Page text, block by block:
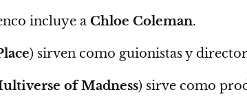
incluye a Chloe Coleman.
) sirven como guionistas y
of Madness) sirve como